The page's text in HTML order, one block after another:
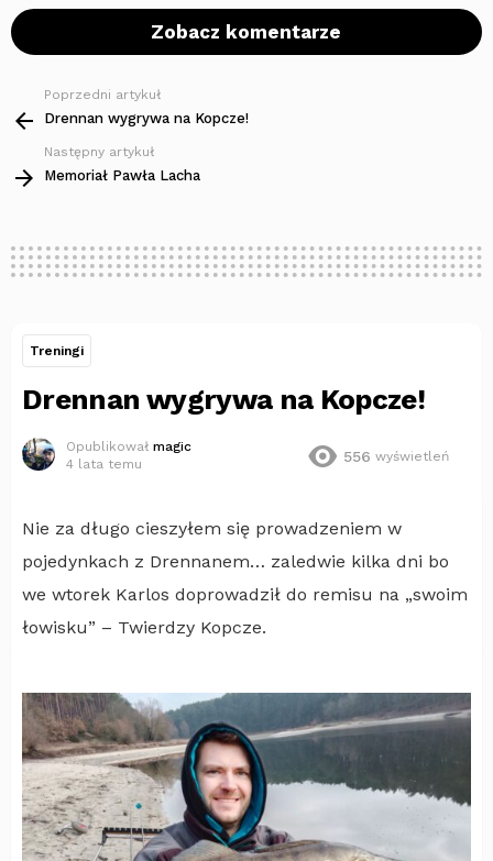
Zobacz komentarze
Zobacz
więcej
Poprzedni artykuł
Drennan wygrywa na Kopcze!
Następny artykuł
Memoriał Pawła Lacha
Treningi
Drennan wygrywa na Kopcze!
Opublikował magic
4 lata temu
556 wyświetleń
Nie za długo cieszyłem się prowadzeniem w
pojedynkach z Drennanem… zaledwie kilka dni bo
we wtorek Karlos doprowadził do remisu na „swoim
łowisku” – Twierdzy Kopcze.